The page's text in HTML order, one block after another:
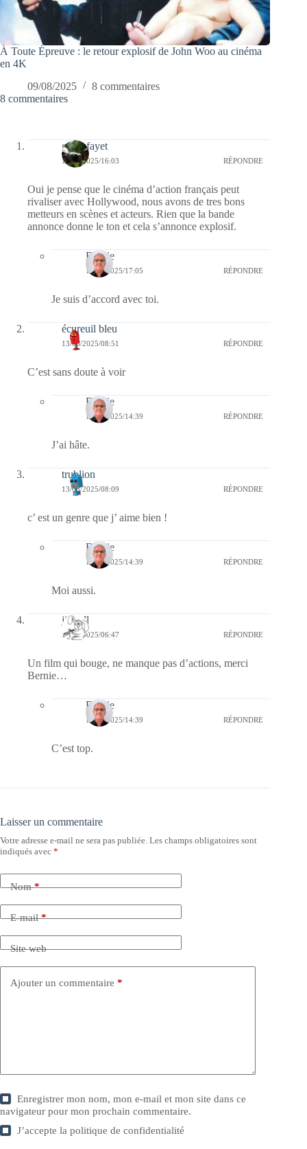
À Toute Épreuve : le retour explosif de John Woo au cinéma
en 4K
09/08/2025
8 commentaires
8 commentaires
giselefayet
15/08/2025/16:03 RÉPONDRE
Oui je pense que le cinéma d’action français peut
rivaliser avec Hollywood, nous avons de tres bons
metteurs en scènes et acteurs. Rien que la bande
annonce donne le ton et cela s’annonce explosif.
Bernie
15/08/2025/17:05 RÉPONDRE
Je suis d’accord avec toi.
écureuil bleu
13/08/2025/08:51 RÉPONDRE
C’est sans doute à voir
Bernie
15/08/2025/14:39 RÉPONDRE
J’ai hâte.
trublion
13/08/2025/08:09 RÉPONDRE
c’ est un genre que j’ aime bien !
Bernie
15/08/2025/14:39 RÉPONDRE
Moi aussi.
jill bill
13/08/2025/06:47 RÉPONDRE
Un film qui bouge, ne manque pas d’actions, merci
Bernie…
Bernie
15/08/2025/14:39 RÉPONDRE
C’est top.
Laisser un commentaire
Votre adresse e-mail ne sera pas publiée. Les champs obligatoires sont
indiqués avec *
Nom*
E-mail*
Site web
Ajouter un commentaire *
Enregistrer mon nom, mon e-mail et mon site dans ce
navigateur pour mon prochain commentaire.
J’accepte lapolitique de confidentialité